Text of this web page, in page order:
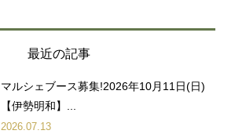
最近の記事
マルシェブース募集!2026年10月11日(日)
【伊勢明和】...
2026.07.13